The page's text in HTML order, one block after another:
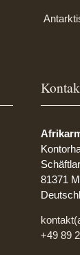
81371
+49 89